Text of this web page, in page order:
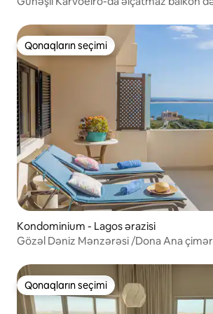
Qonaqların seçimi
Qonaqların seçimi
Kondominium - Lagos ərazisi
Gözəl Dəniz Mənzərəsi /Dona Ana
Qonaqların seçimi
Qonaqların seçimi